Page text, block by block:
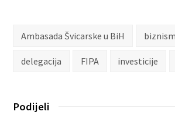
Ambasada Švicarske u BiH
delegacija FIPA investicije
Podijeli